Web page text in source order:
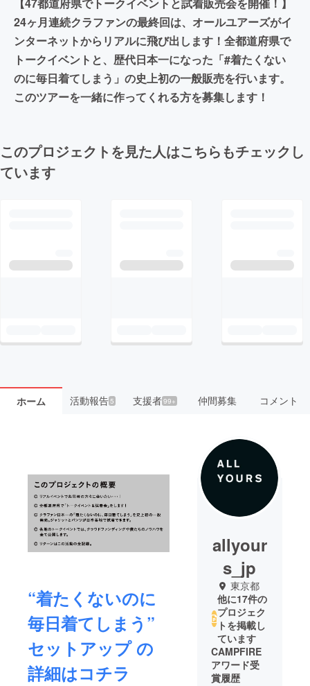
24ヶ月連続クラファンの最終回は、オールユアーズがイ
ンターネットからリアルに飛び出します！全都道府県で
トークイベントと、歴代日本一になった「#着たくない
のに毎日着てしまう」の史上初の一般販売を行います。
このツアーを一緒に作ってくれる方を募集します！
このプロジェクトを見た人はこちらもチェックし
ています
ホーム 活動報告5 支援者99+ 仲間募集 コメント
“着たくないのに
毎日着てしまう”
セットアップ の
詳細はコチラ
allyour
s_jp
東京都
他に17件の
プロジェク
トを掲載し
ています
CAMPFIRE
アワード受
賞履歴